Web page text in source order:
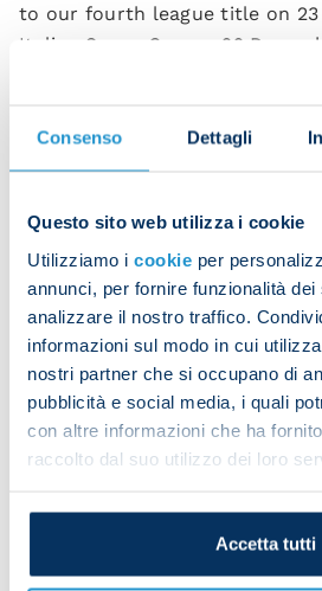
Consenso Dettagli
Questo sito web utilizza i cookie
Utilizziamo i cookie per
annunci, per fornire funzionalità
analizzare il nostro traffico.
informazioni sul modo in cui
nostri partner che si occupano di
pubblicità e social media, i quali
con altre informazioni che ha
raccolto dal suo utilizzo dei loro
Accetta tutti
to our fourth league title on 23
Italian Super Cup on 22
We would like to thank the
backroom team for their
them the very best for the
Thanks, coach!